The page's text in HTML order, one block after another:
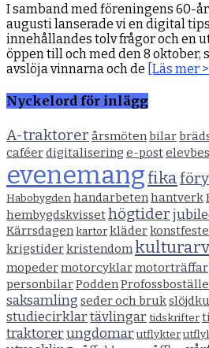
I samband med föreningens 60-
augusti lanserade vi en digital
innehållandes tolv frågor och en
öppen till och med den 8 oktober,
avslöja vinnarna och de [Läs mer
Nyckelord för inlägg
A-traktorer årsmötenbilar
caféerdigitalisering e-post
evenemangfika
Habobygdenhandarbetenhantverk
hembygdskvissethögtider
Kärrsdagenkartorkläder
krigstiderkristendom kulturarv
mopedermotorcyklarmotorträffar
personbilarPodden
saksamling seder och bruk
studiecirklartävlingartidskrifter
traktorerungdomarutflykter